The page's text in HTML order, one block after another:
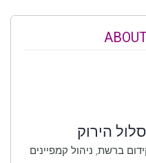
הירוק
ברשת, ניהול קמפיינים